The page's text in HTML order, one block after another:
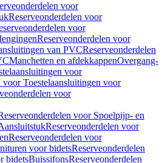
voor
Reserveonderdelen voor
voor
Reserveonderdelen voor
van PVCReserveonderdelen
Manchetten en afdekkappenOvergang-
voor
voor Toestelaansluitingen voor
voor
voor Spoelpijp- en
Reserveonderdelen voor
Reserveonderdelen voor
voor bidetsReserveonderdelen
bidetsBuissifonsReserveonderdelen